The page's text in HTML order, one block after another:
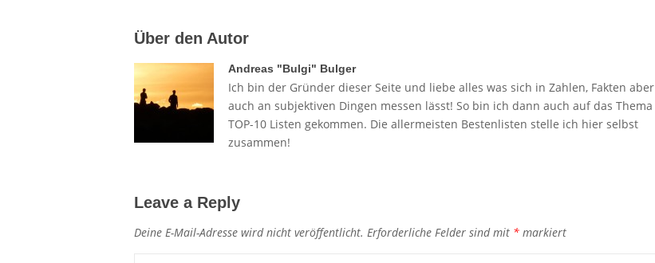
Über den Autor
Andreas "Bulgi" Bulger
Ich bin der Gründer dieser Seite und liebe alles was sich in Zahlen, Fakten aber
auch an subjektiven Dingen messen lässt! So bin ich dann auch auf das Thema
TOP-10 Listen gekommen. Die allermeisten Bestenlisten stelle ich hier selbst
zusammen!
Leave a Reply
Deine E-Mail-Adresse wird nicht veröffentlicht. Erforderliche Felder sind mit * markiert